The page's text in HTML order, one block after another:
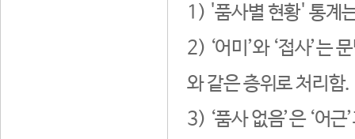
1) '품사별 현황' 통계
2) ‘어미’와 ‘접사’는
와 같은 층위로 처리함.
3) ‘품사 없음’은 ‘어